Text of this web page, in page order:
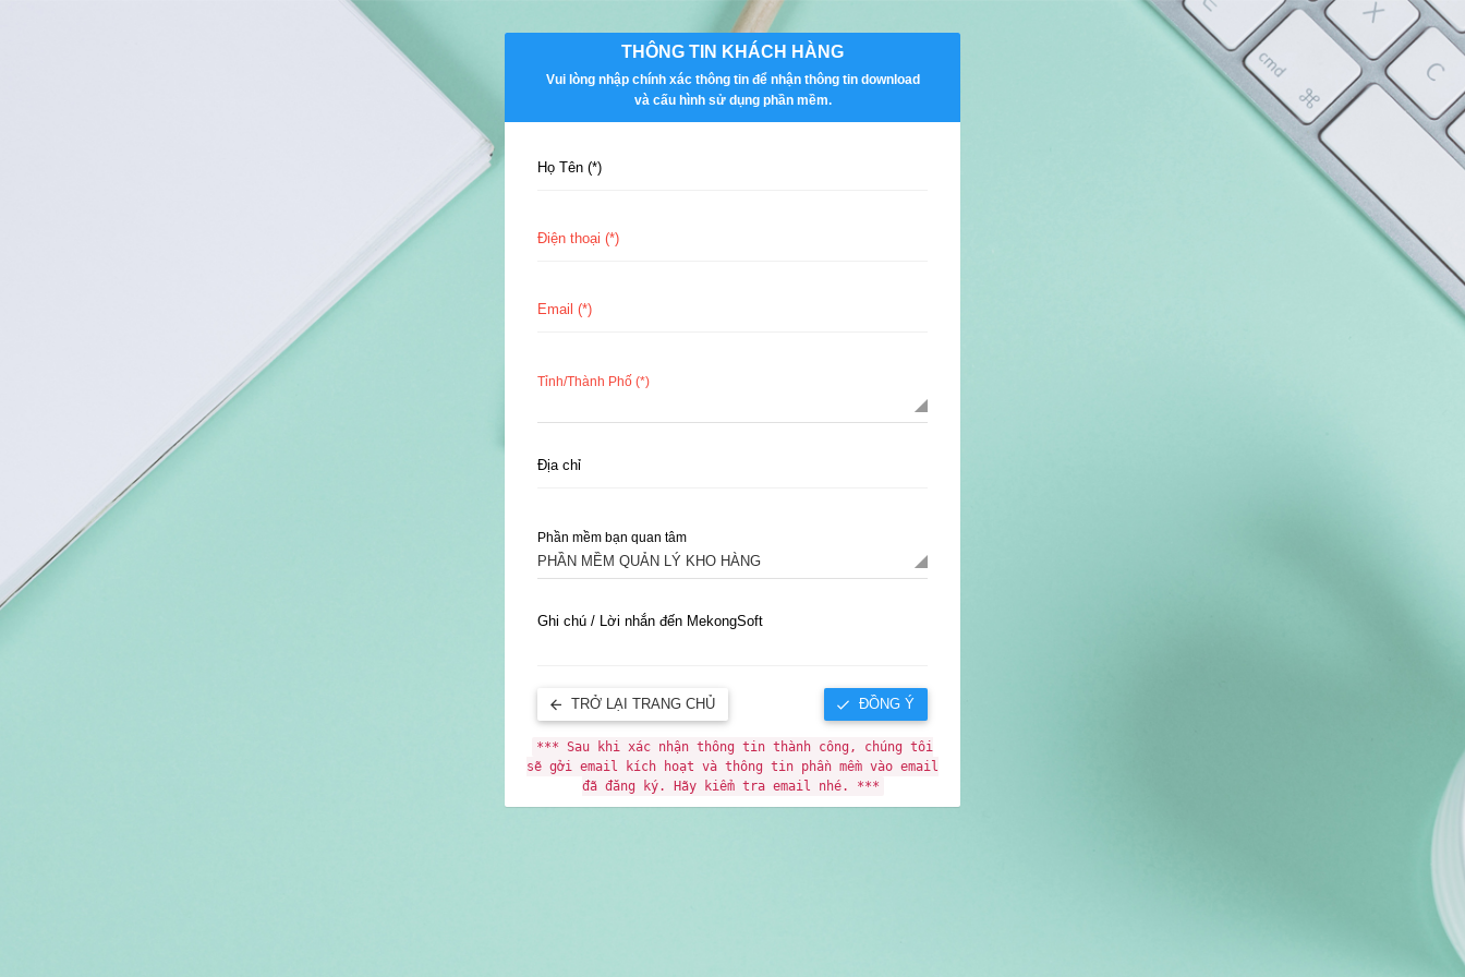
THÔNG TIN KHÁCH HÀNG
Vui lòng nhập chính xác thông tin để nhận thông tin download
và cấu hình sử dụng phần mềm.
Họ Tên (*)
Điện thoại (*)
Email (*)
Tỉnh/Thành Phố (*)
Địa chỉ
Phần mềm bạn quan tâm
PHẦN MỀM QUẢN LÝ KHO HÀNG
Ghi chú / Lời nhắn đến MekongSoft
TRỞ LẠI TRANG CHỦ ĐỒNG Ý
*** Sau khi xác nhận thông tin thành công, chúng tôi
sẽ gởi email kích hoạt và thông tin phần mềm vào email
đã đăng ký. Hãy kiểm tra email nhé. ***